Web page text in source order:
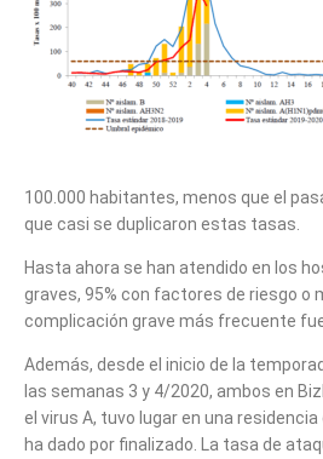
100.000 habitantes, menos que el
que casi se duplicaron estas tasas.
Hasta ahora se han atendido en los
graves, 95% con factores de riesgo o
complicación grave más frecuente
Además, desde el inicio de la
las semanas 3 y 4/2020, ambos en
el virus A, tuvo lugar en una
ha dado por finalizado. La tasa de